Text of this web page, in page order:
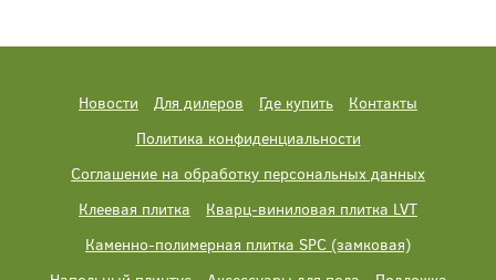
Новости Для дилеров Где купить
Контакты
Политика конфиденциальности
Соглашение на обработку персональных данных
Клеевая плитка
Кварц-виниловая плитка LVT
Каменно-полимерная плитка SPC (замковая)